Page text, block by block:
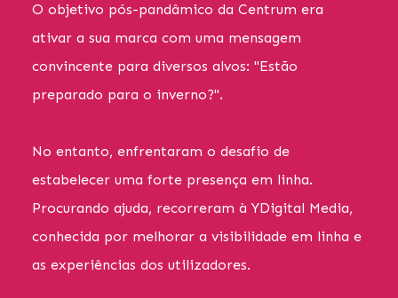
O objetivo pós-pandâmico da Centrum era
ativar a sua marca com uma mensagem
convincente para diversos alvos: "Estão
preparado para o inverno?".
No entanto, enfrentaram o desafio de
estabelecer uma forte presença em linha.
Procurando ajuda, recorreram à YDigital Media,
conhecida por melhorar a visibilidade em linha e
as experiências dos utilizadores.